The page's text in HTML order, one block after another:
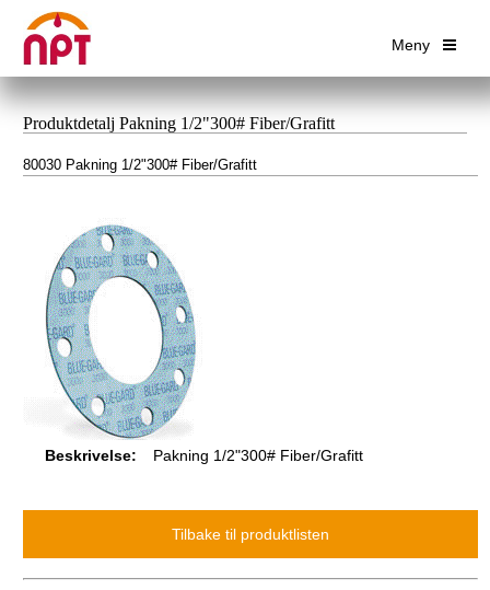
Meny
Produktdetalj Pakning 1/2"300# Fiber/Grafitt
80030 Pakning 1/2"300# Fiber/Grafitt
Beskrivelse: Pakning 1/2"300# Fiber/Grafitt